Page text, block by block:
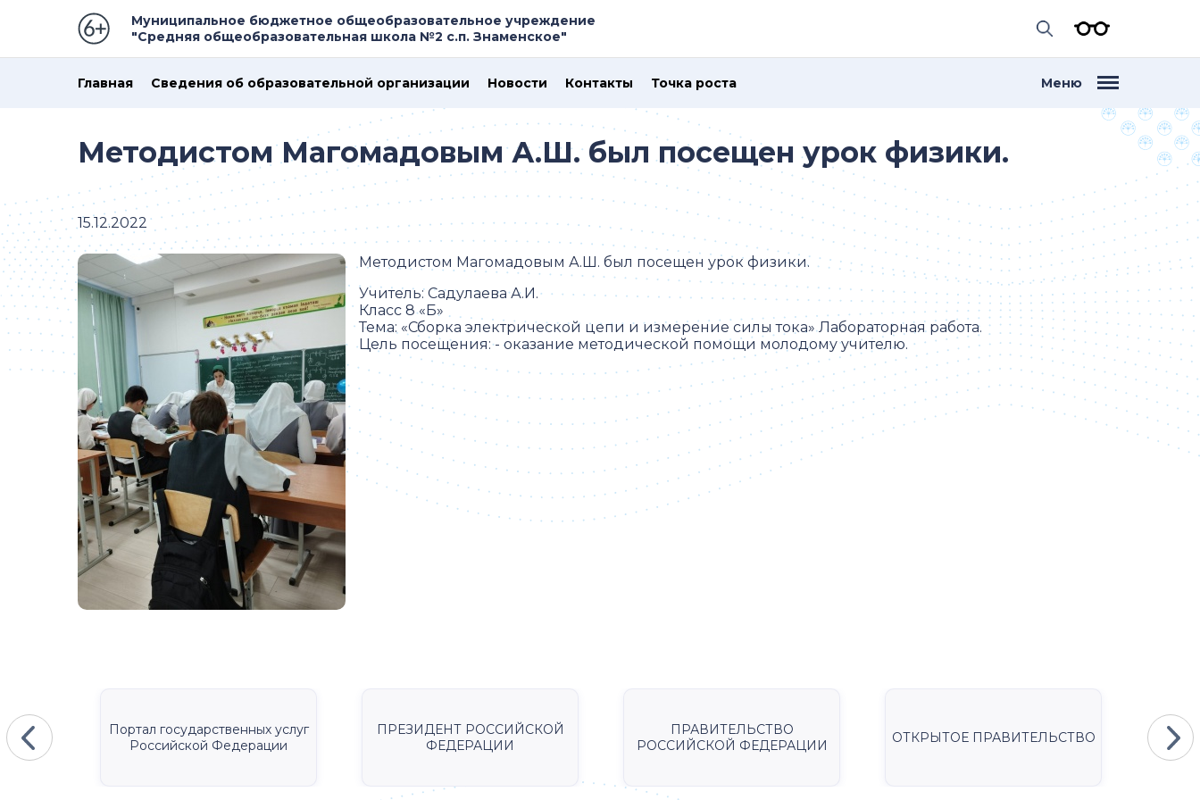
Муниципальное бюджетное общеобразовательное учреждение
"Средняя общеобразовательная школа №2 с.п. Знаменское"
Главная Сведения об образовательной организации Новости Контакты Точка роста Меню
Методистом Магомадовым А.Ш. был посещен урок физики.
15.12.2022
Методистом Магомадовым А.Ш. был посещен урок физики.
Учитель: Садулаева А.И.
Класс 8 «Б»
Тема: «Сборка электрической цепи и измерение силы тока» Лабораторная работа.
Цель посещения: - оказание методической помощи молодому учителю.
Портал государственных услуг
Российской Федерации
ПРЕЗИДЕНТ РОССИЙСКОЙ
ФЕДЕРАЦИИ
ПРАВИТЕЛЬСТВО
РОССИЙСКОЙ ФЕДЕРАЦИИ
ОТКРЫТОЕ ПРАВИТЕЛЬСТВО